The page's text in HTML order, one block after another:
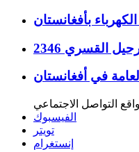
بأفغانستان
القسري
في أفغانستان
التواصل الاجتماعي
الفيسبوك
تويتر
إنستغرام